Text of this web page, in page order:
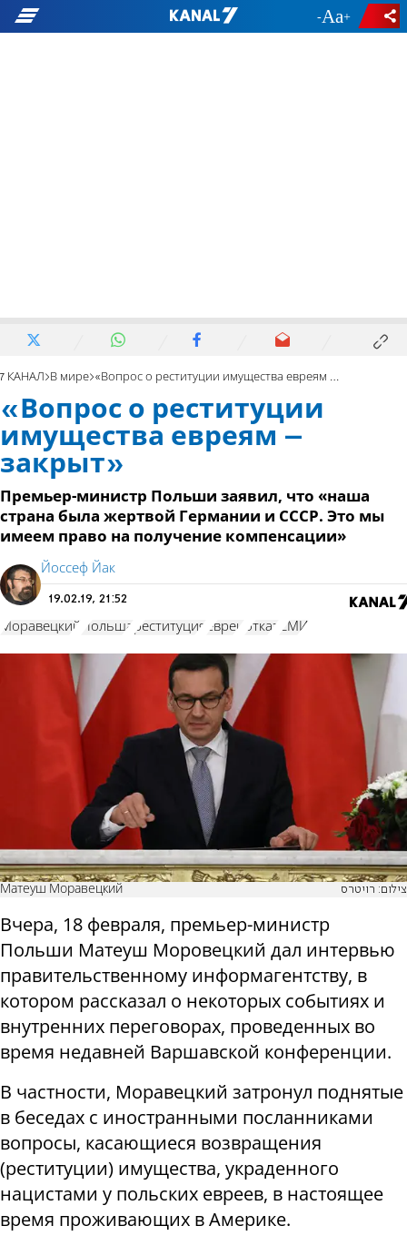
- +
7 КАНАЛ В мире «Вопрос о реституции имущества евреям – закрыт»
«Вопрос о реституции
имущества евреям –
закрыт»
Премьер-министр Польши заявил, что «наша
страна была жертвой Германии и СССР. Это мы
имеем право на получение компенсации»
Йоссеф Йак
19.02.19, 21:52
Моравецкий Польша реституция евреи отказ СМИ
Матеуш Моравецкий צילום: רויטרס
Вчера, 18 февраля, премьер-министр
Польши Матеуш Моровецкий дал интервью
правительственному информагентству, в
котором рассказал о некоторых событиях и
внутренних переговорах, проведенных во
время недавней Варшавской конференции.
В частности, Моравецкий затронул поднятые
в беседах с иностранными посланниками
вопросы, касающиеся возвращения
(реституции) имущества, украденного
нацистами у польских евреев, в настоящее
время проживающих в Америке.